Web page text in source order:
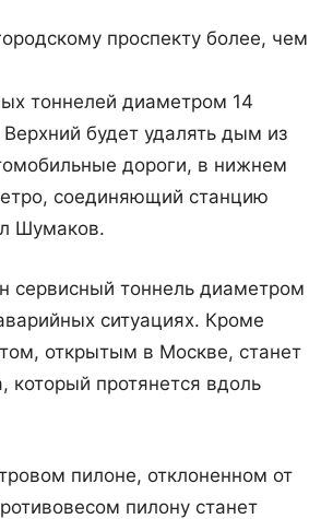
проспекту более, чем
тоннелей диаметром 14
будет удалять дым из
дороги, в нижнем
соединяющий станцию
Шумаков.
тоннель диаметром
ситуациях. Кроме
открытым в Москве, станет
который протянется вдоль
пилоне, отклоненном от
пилону станет